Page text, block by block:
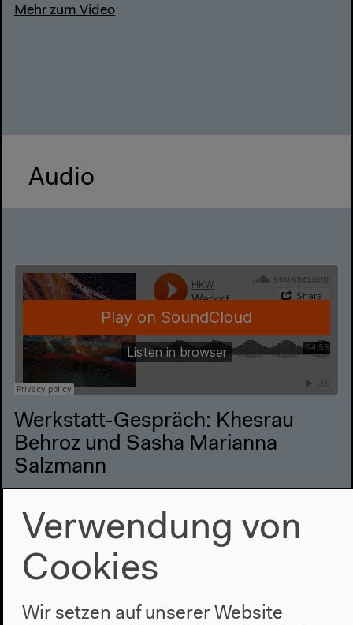
Mehr zum Video
Audio
Werkstatt-Gespräch: Khesrau
Behroz und Sasha Marianna
Salzmann
Deutsche Originalversion
30.09.2021
Mehr zum Audio
Verwendung von
Cookies
Wir setzen auf unserer Website